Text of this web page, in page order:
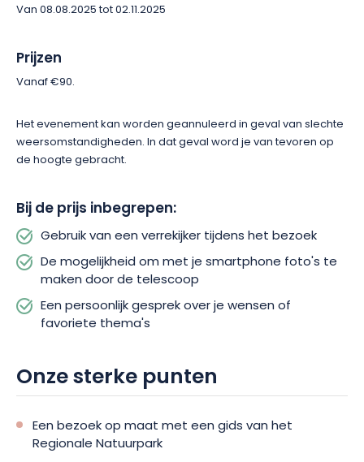
Van 08.08.2025 tot 02.11.2025
Prijzen
Vanaf €90.
Het evenement kan worden geannuleerd in geval van slechte
weersomstandigheden. In dat geval word je van tevoren op
de hoogte gebracht.
Bij de prijs inbegrepen:
Gebruik van een verrekijker tijdens het bezoek
De mogelijkheid om met je smartphone foto's te
maken door de telescoop
Een persoonlijk gesprek over je wensen of
favoriete thema's
Onze sterke punten
Een bezoek op maat met een gids van het
Regionale Natuurpark